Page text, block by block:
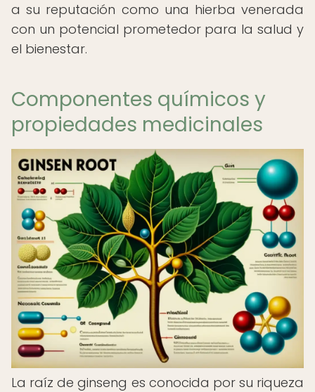
a su reputación como una hierba venerada
con un potencial prometedor para la salud y
el bienestar.
Componentes químicos y
propiedades medicinales
La raíz de ginseng es conocida por su riqueza